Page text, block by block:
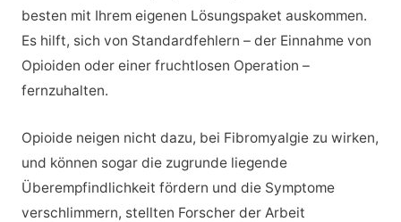
besten mit Ihrem eigenen Lösungspaket auskommen.
Es hilft, sich von Standardfehlern – der Einnahme von
Opioiden oder einer fruchtlosen Operation –
fernzuhalten.
Opioide neigen nicht dazu, bei Fibromyalgie zu wirken,
und können sogar die zugrunde liegende
Überempfindlichkeit fördern und die Symptome
verschlimmern, stellten Forscher der Arbeit